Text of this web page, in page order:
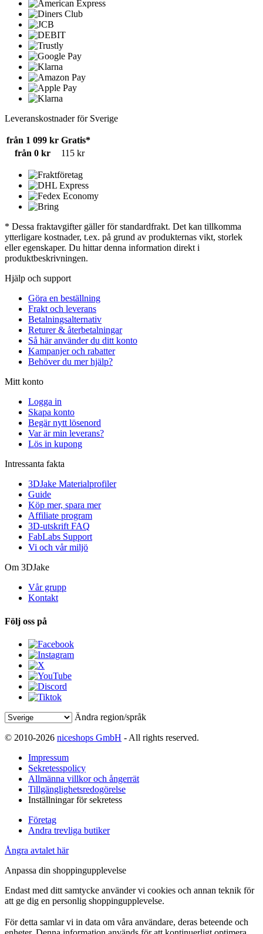
Leveranskostnader för Sverige
från 1 099 kr Gratis*
från 0 kr
115 kr
* Dessa fraktavgifter gäller för standardfrakt. Det kan tillkomma
ytterligare kostnader, t.ex. på grund av produkternas vikt, storlek
eller egenskaper. Du hittar denna information direkt i
produktbeskrivningen.
Hjälp och support
Göra en beställning
Frakt och leverans
Betalningsalternativ
Returer & återbetalningar
Så här använder du ditt konto
Kampanjer och rabatter
Behöver du mer hjälp?
Mitt konto
Logga in
Skapa konto
Begär nytt lösenord
Var är min leverans?
Lös in kupong
Intressanta fakta
3DJake Materialprofiler
Guide
Köp mer, spara mer
Affiliate program
3D-utskrift FAQ
FabLabs Support
Vi och vår miljö
Om 3DJake
Vår grupp
Kontakt
Följ oss på
Ändra region/språk
© 2010-2026 niceshops GmbH - All rights reserved.
Impressum
Sekretesspolicy
Allmänna villkor och ångerrät
Tillgänglighetsredogörelse
Inställningar för sekretess
Företag
Andra trevliga butiker
Ångra avtalet här
Anpassa din shoppingupplevelse
Endast med ditt samtycke använder vi cookies och annan teknik för
att ge dig en personlig shoppingupplevelse.
För detta samlar vi in data om våra användare, deras beteende och